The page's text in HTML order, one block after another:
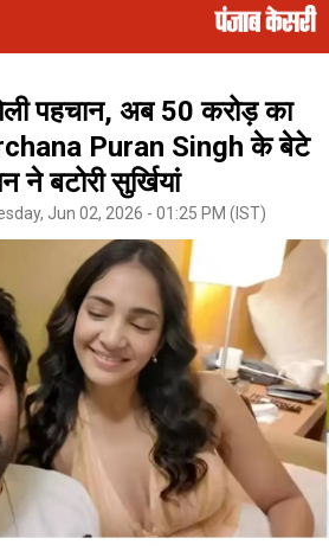
पहचान, अब 50 करोड़ का
Puran Singh के बेटे
ने बटोरी सुर्खियां
Jun 02, 2026 - 01:25 PM (IST)